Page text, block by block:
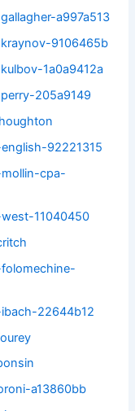
a997a513
9106465b
1a0a9412a
205a9149
92221315
cpa-
11040450
22644b12
a13860bb